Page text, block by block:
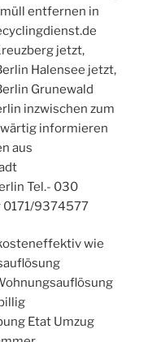
entfernen in
jetzt,
Halensee jetzt,
Grunewald
inzwischen zum
informieren
aus
Tel.- 030
9374577
wie
Etat Umzug